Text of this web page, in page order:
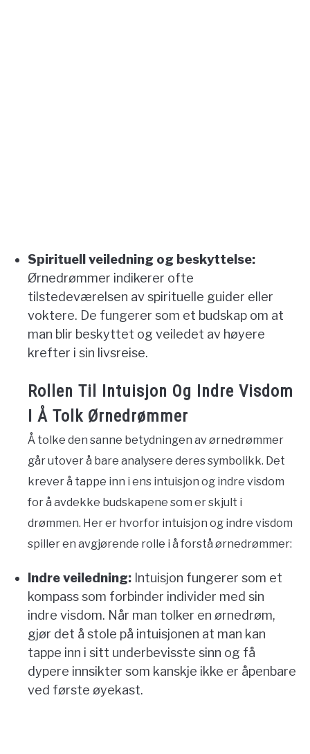
Spirituell veiledning og beskyttelse:
Ørnedrømmer indikerer ofte
tilstedeværelsen av spirituelle guider eller
voktere. De fungerer som et budskap om at
man blir beskyttet og veiledet av høyere
krefter i sin livsreise.
Rollen Til Intuisjon Og Indre Visdom
I Å Tolk Ørnedrømmer
Å tolke den sanne betydningen av ørnedrømmer
går utover å bare analysere deres symbolikk. Det
krever å tappe inn i ens intuisjon og indre visdom
for å avdekke budskapene som er skjult i
drømmen. Her er hvorfor intuisjon og indre visdom
spiller en avgjørende rolle i å forstå ørnedrømmer:
Indre veiledning: Intuisjon fungerer som et
kompass som forbinder individer med sin
indre visdom. Når man tolker en ørnedrøm,
gjør det å stole på intuisjonen at man kan
tappe inn i sitt underbevisste sinn og få
dypere innsikter som kanskje ikke er åpenbare
ved første øyekast.